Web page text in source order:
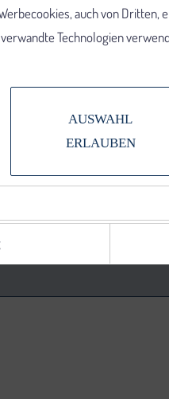
auch von Dritten,
Technologien
AUSWAHL
ERLAUBEN